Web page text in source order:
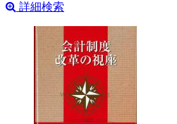
詳細検索